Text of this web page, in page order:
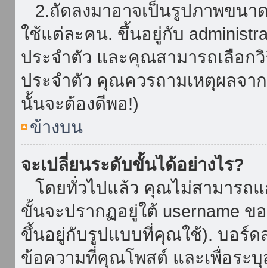
2.ถัดลงมาอาจเป็นรูปภาพขนา
ใช้แต่ละคน. ขึ้นอยู่กับ
ประจำตัว และคุณสามารถเลือก
ประจำตัว คุณควรถามเหตุผลจา
นั้นจะต้องดีพอ!)
ข้างบน
จะเปลี่ยนระดับขั้นได้อย่างไร?
โดยทั่วไปแล้ว คุณไม่สามารถ
ขั้นจะปรากฏอยู่ใต้ username
ขึ้นอยู่กับรูปแบบที่คุณใช้). บอร์ด
ข้อความที่คุณโพสต์ และเพื่อระบุ